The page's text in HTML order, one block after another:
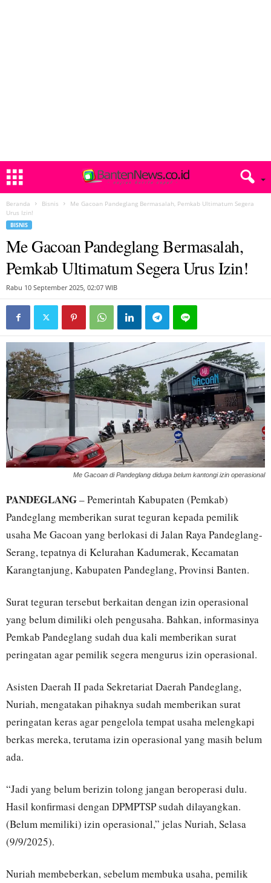
Beranda Bisnis
Me Gacoan Pandeglang Bermasalah, Pemkab Ultimatum Segera
Urus Izin!
BISNIS
Me Gacoan Pandeglang Bermasalah,
Pemkab Ultimatum Segera Urus Izin!
Rabu 10 September 2025, 02:07 WIB
Me Gacoan di Pandeglang diduga belum kantongi izin operasional
PANDEGLANG– Pemerintah Kabupaten (Pemkab)
Pandeglang memberikan surat teguran kepada pemilik
usaha Me Gacoan yang berlokasi di Jalan Raya Pandeglang-
Serang, tepatnya di Kelurahan Kadumerak, Kecamatan
Karangtanjung, Kabupaten Pandeglang, Provinsi Banten.
Surat teguran tersebut berkaitan dengan izin operasional
yang belum dimiliki oleh pengusaha. Bahkan, informasinya
Pemkab Pandeglang sudah dua kali memberikan surat
peringatan agar pemilik segera mengurus izin operasional.
Asisten Daerah II pada Sekretariat Daerah Pandeglang,
Nuriah, mengatakan pihaknya sudah memberikan surat
peringatan keras agar pengelola tempat usaha melengkapi
berkas mereka, terutama izin operasional yang masih belum
ada.
“Jadi yang belum berizin tolong jangan beroperasi dulu.
Hasil konfirmasi dengan DPMPTSP sudah dilayangkan.
(Belum memiliki) izin operasional,” jelas Nuriah, Selasa
(9/9/2025).
Nuriah membeberkan, sebelum membuka usaha, pemilik